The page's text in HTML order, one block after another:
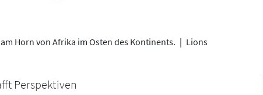
Horn von Afrika im Osten des Kontinents. | Lions
Perspektiven